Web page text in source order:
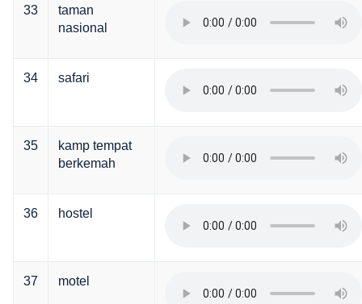
33
taman
nasional
34 safari
35
kamp tempat
berkemah
36 hostel
37 motel